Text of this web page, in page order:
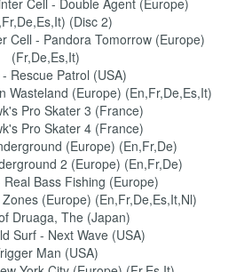
Cell - Double Agent (Europe)
(Disc 2)
Cell - Pandora Tomorrow (Europe)
(Fr,De,Es,It)
Rescue Patrol (USA)
Wasteland (Europe) (En,Fr,De,Es,It)
Pro Skater 3 (France)
Pro Skater 4 (France)
(Europe) (En,Fr,De)
2 (Europe) (En,Fr,De)
Bass Fishing (Europe)
(Europe) (En,Fr,De,Es,It,Nl)
Druaga, The (Japan)
Surf - Next Wave (USA)
Man (USA)